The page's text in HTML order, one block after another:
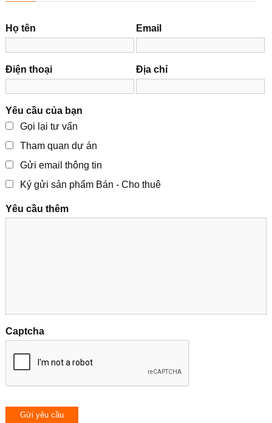
Họ tên Email
Điện thoại Địa chỉ
Yêu cầu của bạn
Gọi lại tư vấn
Tham quan dự án
Gửi email thông tin
Ký gửi sản phẩm Bán - Cho thuê
Yêu cầu thêm
Captcha